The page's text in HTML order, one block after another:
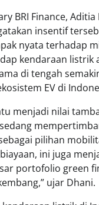
BRI Finance, Aditia
insentif
nyata terhadap
kendaraan listrik
di tengah
EV di
menjadi nilai
pilihan
ini juga
portofolio green
ujar Dhani.